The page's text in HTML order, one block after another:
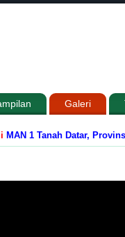
Galeri
1 Tanah Datar, Provinsi